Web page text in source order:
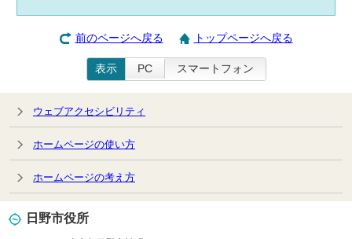
前のページへ戻る トップページへ戻る
表示 PC スマートフォン
ウェブアクセシビリティ
ホームページの使い方
ホームページの考え方
日野市役所